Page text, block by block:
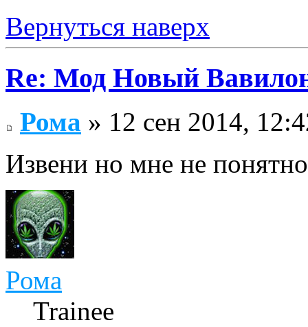
Вернуться наверх
Re: Мод Новый
Рома » 12 сен 2014,
Извени но мне не
Рома
Trainee